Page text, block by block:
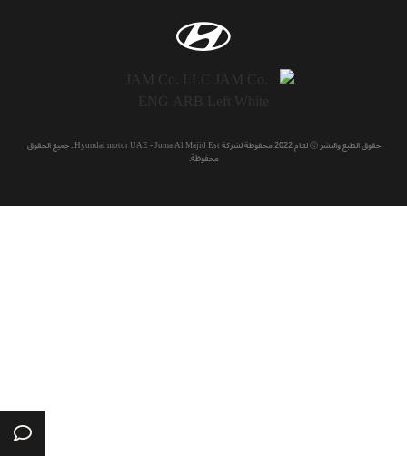
حقوق الطبع والنشر ⓒ لعام 2022 محفوظة لشركة Hyundai motor UAE - Juma Al Majid Est.. جميع الحقوق
محفوظة.